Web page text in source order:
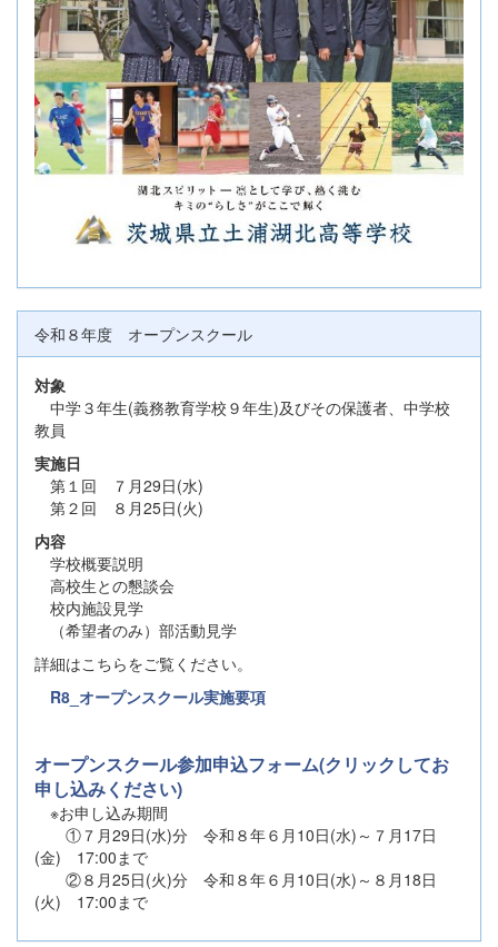
令和８年度 オープンスクール
対象
中学３年生(義務教育学校９年生)及びその保護者、中学校
教員
実施日
第１回 ７月29日(水)
第２回 ８月25日(火)
内容
学校概要説明
高校生との懇談会
校内施設見学
（希望者のみ）部活動見学
詳細はこちらをご覧ください。
R8_オープンスクール実施要項
オープンスクール参加申込フォーム(クリックしてお
申し込みください)
※お申し込み期間
①７月29日(水)分 令和８年６月10日(水)～７月17日
(金) 17:00まで
②８月25日(火)分 令和８年６月10日(水)～８月18日
(火) 17:00まで